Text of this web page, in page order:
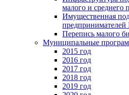
малого и среднего
Имущественная
предпринимателей
Перепись малого
Муниципальные
2015 год
2016 год
2017 год
2018 год
2019 год